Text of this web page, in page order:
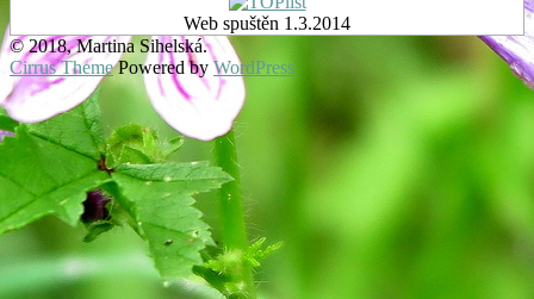
Web spuštěn 1.3.2014
© 2018, Martina Sihelská.
Cirrus ThemePowered byWordPress